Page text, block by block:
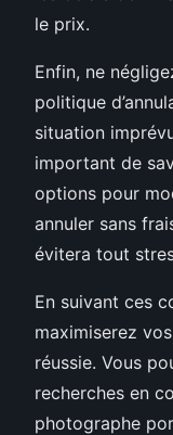
le prix.
Enfin, ne
politique
situation
important de
options pour
annuler sans
évitera tout
En suivant ces
maximiserez
réussie. Vous
recherches en
photographe